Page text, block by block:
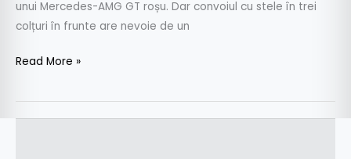
unui Mercedes-AMG GT roșu. Dar convoiul cu stele în trei
colțuri în frunte are nevoie de un
Read More »